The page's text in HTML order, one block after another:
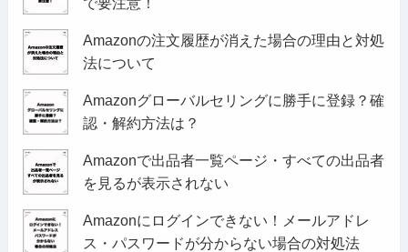
Amazonの注文履歴が消えた場合の理由と対処
法について
Amazonグローバルセリングに勝手に登録？確
認・解約方法は？
Amazonで出品者一覧ページ・すべての出品者
を見るが表示されない
Amazonにログインできない！メールアドレ
ス・パスワードが分からない場合の対処法